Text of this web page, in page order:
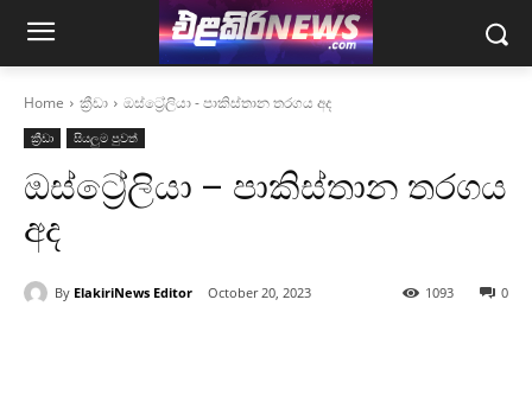
Home ක්‍රීඩා ඔස්ට්‍රේලියා - පාකිස්තාන තරගය අද
ක්‍රීඩා සියලුම පුවත්
ඔස්ට්‍රේලියා – පාකිස්තාන තරගය
අද
By ElakiriNews Editor October 20, 2023 0
1093